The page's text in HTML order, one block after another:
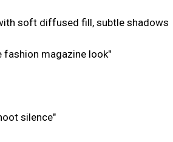
soft diffused fill, subtle shadows
fashion magazine look"
silence"